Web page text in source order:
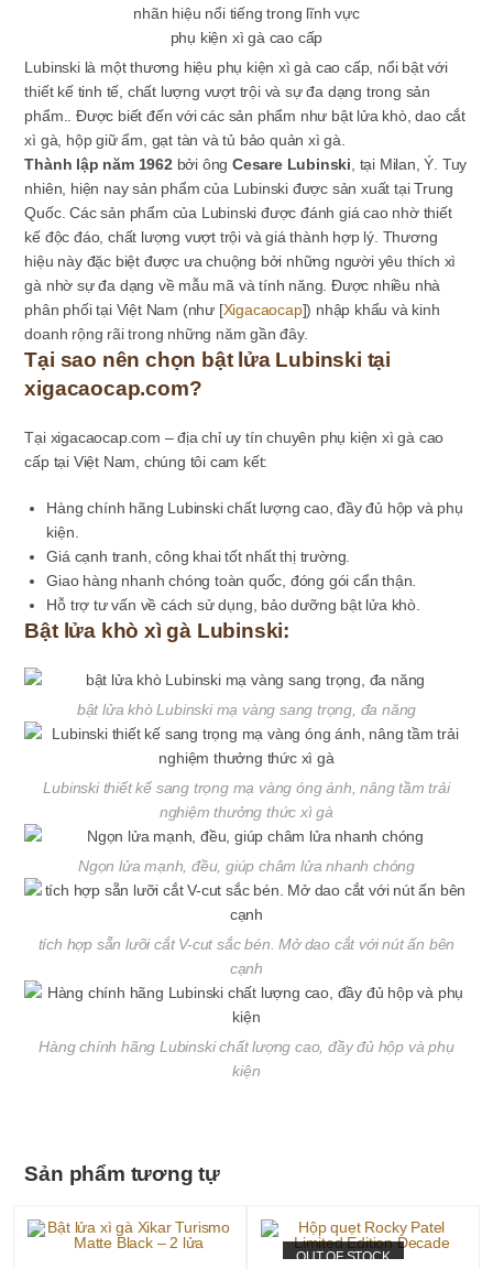
Lubinski là một thương hiệu phụ kiện xì gà cao cấp, nổi bật với
thiết kế tinh tế, chất lượng vượt trội và sự đa dạng trong sản
phẩm.. Được biết đến với các sản phẩm như bật lửa khò, dao cắt
xì gà, hộp giữ ẩm, gạt tàn và tủ bảo quản xì gà.
Thành lập năm 1962 bởi ôngCesare Lubinski , tại Milan, Ý. Tuy
nhiên, hiện nay sản phẩm của Lubinski được sản xuất tại Trung
Quốc. Các sản phẩm của Lubinski được đánh giá cao nhờ thiết
kế độc đáo, chất lượng vượt trội và giá thành hợp lý. Thương
hiệu này đặc biệt được ưa chuộng bởi những người yêu thích xì
gà nhờ sự đa dạng về mẫu mã và tính năng. Được nhiều nhà
phân phối tại Việt Nam (như [Xigacaocap]) nhập khẩu và kinh
doanh rộng rãi trong những năm gần đây.
Tại sao nên chọn bật lửa Lubinski tại
xigacaocap.com?
Tại xigacaocap.com – địa chỉ uy tín chuyên phụ kiện xì gà cao
cấp tại Việt Nam, chúng tôi cam kết:
Hàng chính hãng Lubinski chất lượng cao, đầy đủ hộp và phụ
kiện.
Giá cạnh tranh, công khai tốt nhất thị trường.
Giao hàng nhanh chóng toàn quốc, đóng gói cẩn thận.
Hỗ trợ tư vấn về cách sử dụng, bảo dưỡng bật lửa khò.
Bật lửa khò xì gà Lubinski:
bật lửa khò Lubinski mạ vàng sang trọng, đa năng
Lubinski thiết kế sang trọng mạ vàng óng ánh, nâng tầm trải
nghiệm thưởng thức xì gà
Ngọn lửa mạnh, đều, giúp châm lửa nhanh chóng
tích hợp sẵn lưỡi cắt V-cut sắc bén. Mở dao cắt với nút ấn bên
cạnh
Hàng chính hãng Lubinski chất lượng cao, đầy đủ hộp và phụ
kiện
Sản phẩm tương tự
OUT OF STOCK